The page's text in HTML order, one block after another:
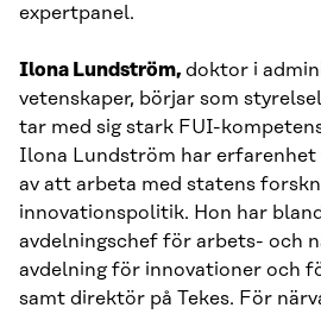
expertpanel.
Ilona Lundström, doktor i
vetenskaper, börjar som
tar med sig stark FUI-
Ilona Lundström har erfarenhet
av att arbeta med statens
innovationspolitik. Hon har
avdelningschef för arbets- och
avdelning för innovationer och
samt direktör på Tekes. För